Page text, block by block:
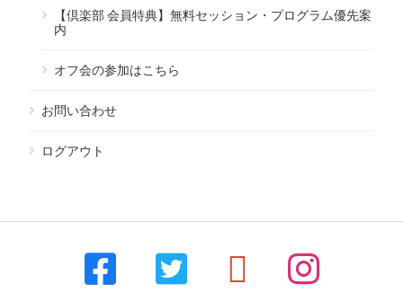
【倶楽部 会員特典】無料セッション・プログラム優先案
内
オフ会の参加はこちら
お問い合わせ
ログアウト